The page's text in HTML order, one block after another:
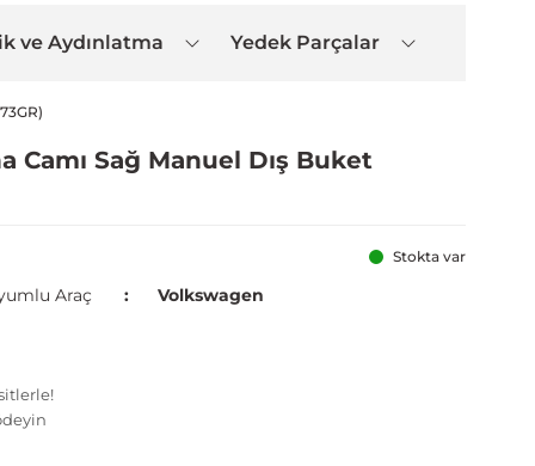
ve Aydınlatma Yedek Parçalar
Camı Sağ Manuel Dış Buket
Stokta var
Araç Volkswagen